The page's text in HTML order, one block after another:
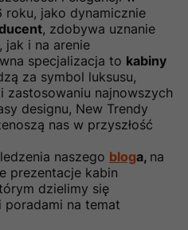
roku, jako dynamicznie
, zdobywa uznanie
jak i na arenie
specjalizacja to kabiny
za symbol luksusu,
najnowszych
designu, New Trendy
nas w przyszłość
naszego bloga, na
prezentacje kabin
dzielimy się
poradami na temat